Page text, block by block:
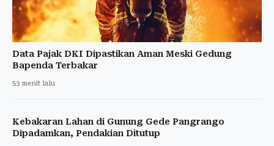
Data Pajak DKI Dipastikan Aman Meski Gedung
Bapenda Terbakar
53 menit lalu
Kebakaran Lahan di Gunung Gede Pangrango
Dipadamkan, Pendakian Ditutup